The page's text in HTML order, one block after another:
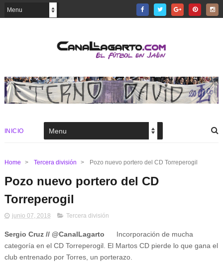
INICIO
Home > Tercera división > Pozo nuevo portero del CD Torreperogil
Pozo nuevo portero del CD
Torreperogil
junio 07, 2018 Tercera división
Sergio Cruz // @CanalLagarto Incorporación de mucha
categoría en el CD Torreperogil. El Martos CD pierde lo que gana el
club entrenado por Torres, un porterazo.